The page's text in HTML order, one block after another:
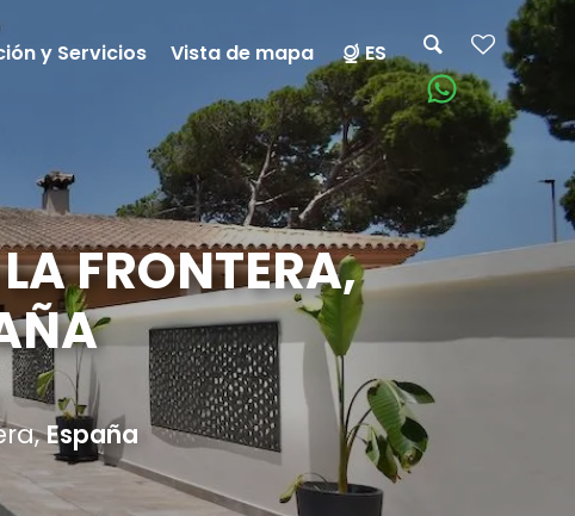
FRONTERA,
España
y Servicios Vista de mapa ES